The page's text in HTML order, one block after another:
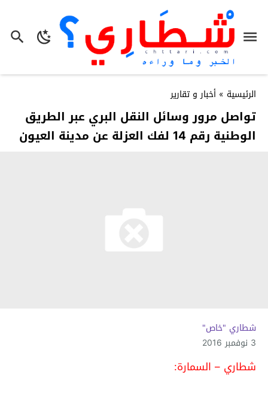
الرئيسية » أخبار و تقارير
تواصل مرور وسائل النقل البري عبر الطريق
الوطنية رقم 14 لفك العزلة عن مدينة العيون
شطاري "خاص"
3 نوفمبر 2016
شطاري – السمارة: